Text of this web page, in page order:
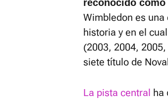
reconocido
Wimbledon es
historia y en el cual
(2003, 2004,
siete título de
La pista central ha